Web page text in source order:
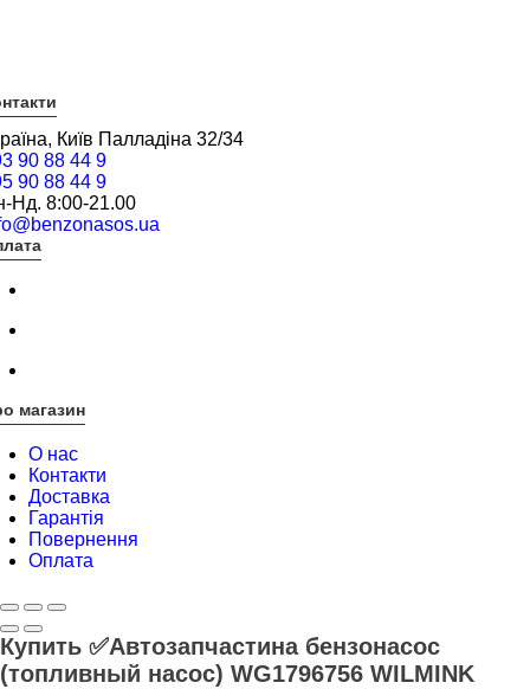
Київ Палладіна 32/34
90 88 44 9
90 88 44 9
Нд. 8:00-21.00
магазин
О нас
Контакти
Доставка
Гарантія
Повернення
Оплата
Купить ✅Автозапчастина бензонасос
(топливный насос) WG1796756 WILMINK